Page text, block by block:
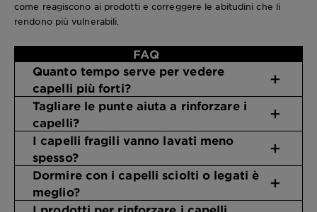
come reagiscono ai prodotti e correggere le abitudini che li
rendono più vulnerabili.
FAQ
Quanto tempo serve per vedere
capelli più forti?
Tagliare le punte aiuta a rinforzare i
capelli?
I capelli fragili vanno lavati meno
spesso?
Dormire con i capelli sciolti o legati è
meglio?
I prodotti per rinforzare i capelli